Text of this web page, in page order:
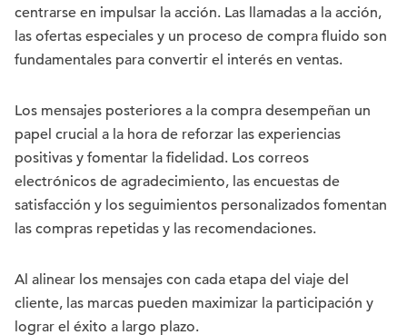
centrarse en impulsar la acción. Las llamadas a la acción,
las ofertas especiales y un proceso de compra fluido son
fundamentales para convertir el interés en ventas.
Los mensajes posteriores a la compra desempeñan un
papel crucial a la hora de reforzar las experiencias
positivas y fomentar la fidelidad. Los correos
electrónicos de agradecimiento, las encuestas de
satisfacción y los seguimientos personalizados fomentan
las compras repetidas y las recomendaciones.
Al alinear los mensajes con cada etapa del viaje del
cliente, las marcas pueden maximizar la participación y
lograr el éxito a largo plazo.